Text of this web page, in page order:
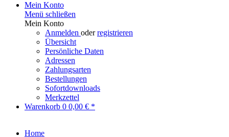
Mein Konto
Menü schließen
Mein Konto
Anmelden oderregistrieren
Übersicht
Persönliche Daten
Adressen
Zahlungsarten
Bestellungen
Sofortdownloads
Merkzettel
Warenkorb 0 0,00 € *
Home